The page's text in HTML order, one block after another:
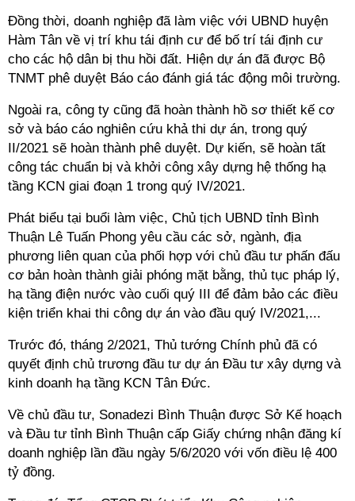
Đồng thời, doanh nghiệp đã làm việc với UBND huyện
Hàm Tân về vị trí khu tái định cư để bố trí tái định cư
cho các hộ dân bị thu hồi đất. Hiện dự án đã được Bộ
TNMT phê duyệt Báo cáo đánh giá tác động môi trường.
Ngoài ra, công ty cũng đã hoàn thành hồ sơ thiết kế cơ
sở và báo cáo nghiên cứu khả thi dự án, trong quý
II/2021 sẽ hoàn thành phê duyệt. Dự kiến, sẽ hoàn tất
công tác chuẩn bị và khởi công xây dựng hệ thống hạ
tầng KCN giai đoạn 1 trong quý IV/2021.
Phát biểu tại buổi làm việc, Chủ tịch UBND tỉnh Bình
Thuận Lê Tuấn Phong yêu cầu các sở, ngành, địa
phương liên quan của phối hợp với chủ đầu tư phấn đấu
cơ bản hoàn thành giải phóng mặt bằng, thủ tục pháp lý,
hạ tầng điện nước vào cuối quý III để đảm bảo các điều
kiện triển khai thi công dự án vào đầu quý IV/2021,...
Trước đó, tháng 2/2021, Thủ tướng Chính phủ đã có
quyết định chủ trương đầu tư dự án Đầu tư xây dựng và
kinh doanh hạ tầng KCN Tân Đức.
Về chủ đầu tư, Sonadezi Bình Thuận được Sở Kế hoạch
và Đầu tư tỉnh Bình Thuận cấp Giấy chứng nhận đăng kí
doanh nghiệp lần đầu ngày 5/6/2020 với vốn điều lệ 400
tỷ đồng.